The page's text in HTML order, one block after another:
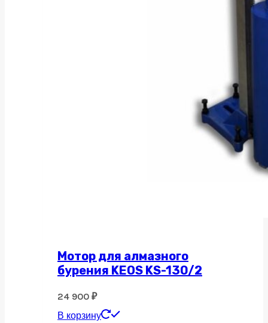
Мотор для алмазного
бурения KEOS KS-130/2
24 900 ₽
В корзину